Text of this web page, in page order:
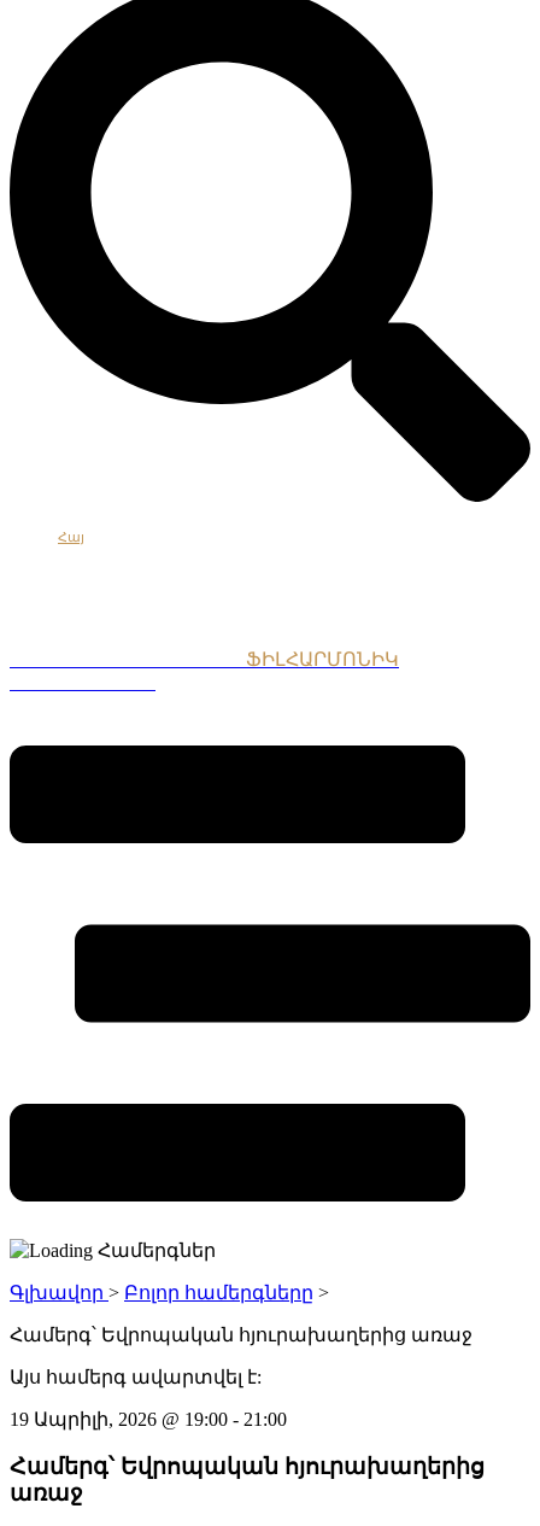
Հայ
ՖԻԼՀԱՐՄՈՆԻԿ
Գլխավոր > Բոլոր համերգները >
Համերգ՝ Եվրոպական հյուրախաղերից առաջ
Այս համերգ ավարտվել է:
19 Ապրիլի, 2026 @ 19:00 - 21:00
Համերգ՝ Եվրոպական հյուրախաղերից
առաջ